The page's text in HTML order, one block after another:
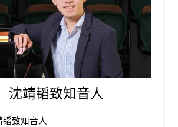
沈靖韬致知音人
致知音人